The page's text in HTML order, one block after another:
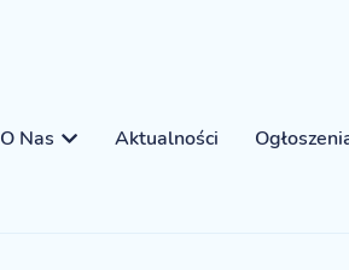
O Nas Aktualności